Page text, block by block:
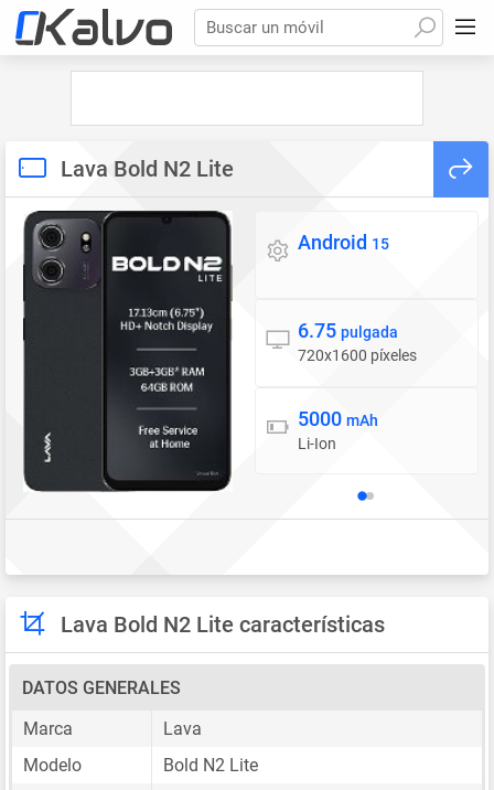
Buscar un móvil
Lava Bold N2 Lite
Sistema operativo
Android 15
Pantalla
6.75 pulgada
720x1600 píxeles
Batería
5000 mAh
Li-Ion
Lava Bold N2 Lite características
DATOS GENERALES
Marca
Lava
Modelo
Bold N2 Lite